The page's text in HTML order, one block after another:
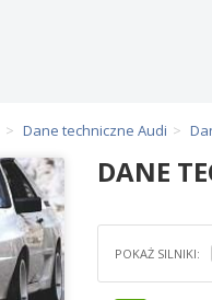
Dane techniczne Audi
DANE
POKAŻ SILNIKI: